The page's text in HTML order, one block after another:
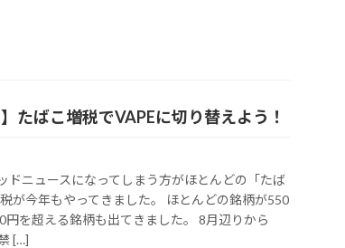
たばこ増税でVAPEに切り替えよう！
ドニュースになってしまう方がほとんどの「たば
が今年もやってきました。 ほとんどの銘柄が550
円を超える銘柄も出てきました。 8月辺りから
[…]